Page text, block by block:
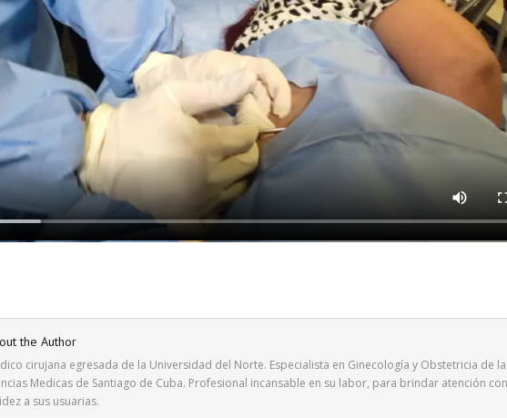
the Author
cirujana egresada de la Universidad del Norte. Especialista en Ginecología y Obstetricia de
Medicas de Santiago de Cuba. Profesional incansable en su labor, para brindar atención
a sus usuarias.